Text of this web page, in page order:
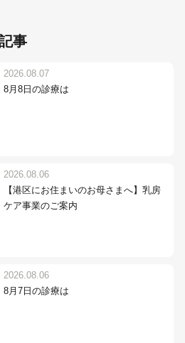
事
2026.08.07
8月8日の診療は
2026.08.06
【港区にお住まいのお母さまへ】乳房
ケア事業のご案内
2026.08.06
8月7日の診療は